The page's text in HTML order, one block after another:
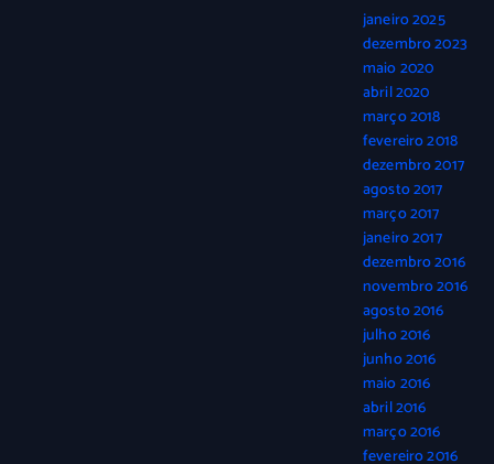
janeiro 2025
dezembro 2023
maio 2020
abril 2020
março 2018
fevereiro 2018
dezembro 2017
agosto 2017
março 2017
janeiro 2017
dezembro 2016
novembro 2016
agosto 2016
julho 2016
junho 2016
maio 2016
abril 2016
março 2016
fevereiro 2016